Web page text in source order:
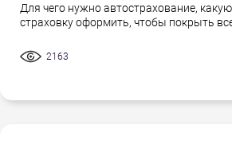
Для чего нужно автострахование,
страховку оформить, чтобы покрыть
2163